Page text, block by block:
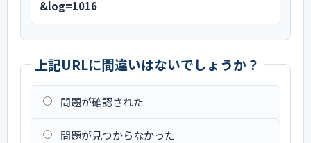
&log=1016
上記URLに間違いはないでしょうか？
問題が確認された
問題が見つからなかった